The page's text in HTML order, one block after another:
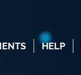
HELP